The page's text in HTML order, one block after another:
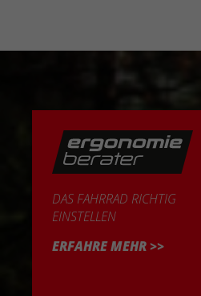
DAS FAHRRAD RICHTIG
EINSTELLEN
ERFAHRE MEHR >>